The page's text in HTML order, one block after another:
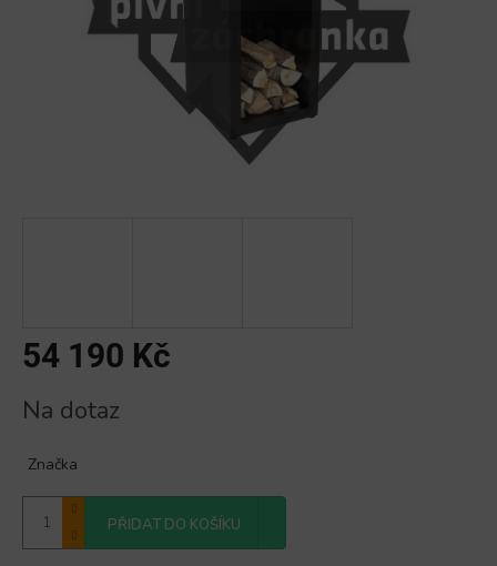
54 190 Kč
cena:
Na dotaz
Značka
PŘIDAT DO KOŠÍKU